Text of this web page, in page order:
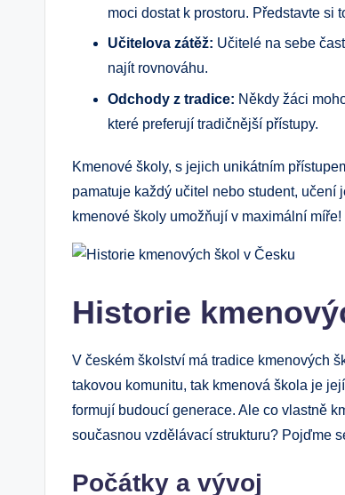
moci dostat k prostoru. Představte si
Učitelova zátěž: Učitelé na sebe
najít rovnováhu.
Odchody z tradice: Někdy žáci
které preferují tradičnější přístupy.
Kmenové školy, s jejich unikátním
pamatuje každý učitel nebo student, učení
kmenové školy umožňují v maximální míře!
Historie
V českém školství má tradice kmenových
takovou komunitu, tak kmenová škola je
formují budoucí generace. Ale co vlastně
současnou vzdělávací strukturu? Pojďme
Počátky a vývoj